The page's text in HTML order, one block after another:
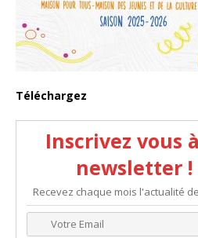
Téléchargez
Inscrivez vous
newsletter !
Recevez chaque mois l'actualité de